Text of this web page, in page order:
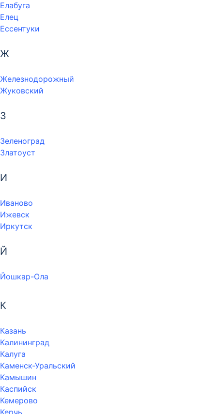
Елабуга
Елец
Ессентуки
Ж
Железнодорожный
Жуковский
З
Зеленоград
Златоуст
И
Иваново
Ижевск
Иркутск
Й
Йошкар-Ола
К
Казань
Калининград
Калуга
Каменск-Уральский
Камышин
Каспийск
Кемерово
Керчь